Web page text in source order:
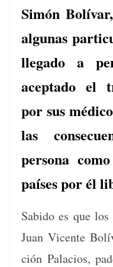
Simón
algunas
llegado a
aceptado el
por sus
las
persona
países por él
Sabido es que
Juan Vicente
ción Pala­cios,